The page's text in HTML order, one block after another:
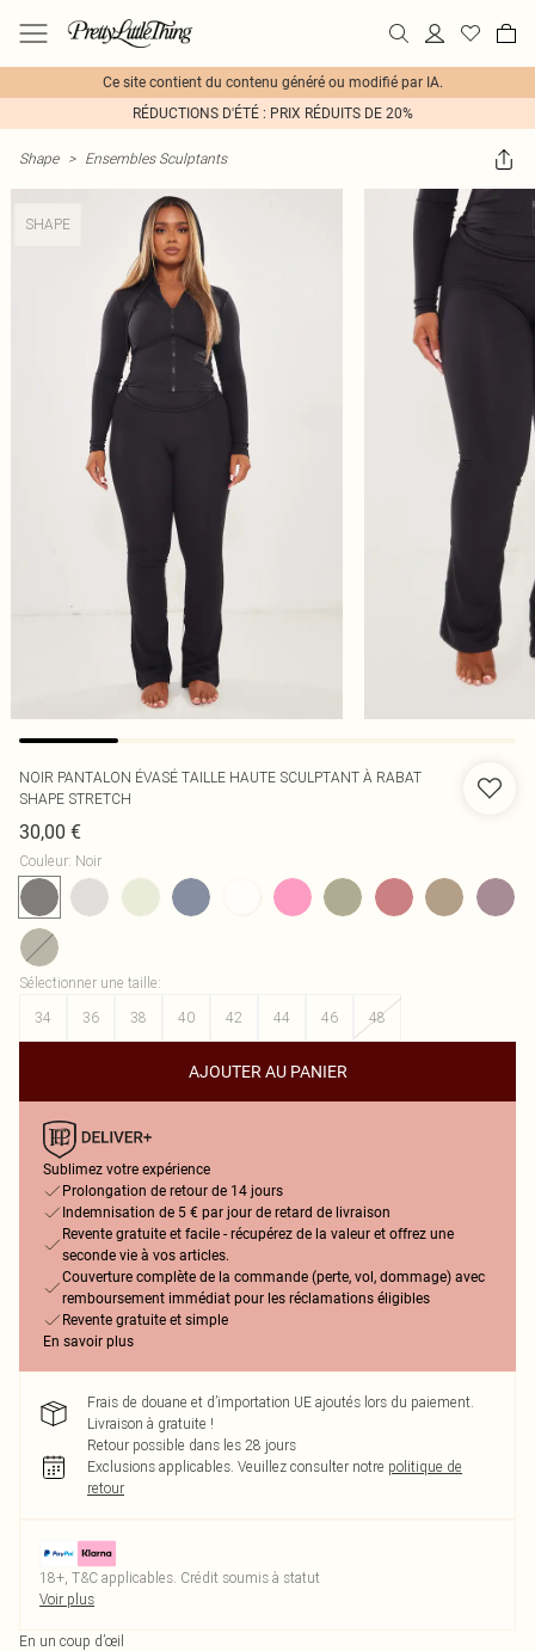
Ce site contient du contenu généré ou modifié par IA.
RÉDUCTIONS D'ÉTÉ : PRIX RÉDUITS DE 20%
Shape > Ensembles Sculptants
SHAPE
NOIR PANTALON ÉVASÉ TAILLE HAUTE SCULPTANT À RABAT
SHAPE STRETCH
30,00 €
Couleur: Noir
Sélectionner une taille:
34
36 38 40 42 44 46 48
AJOUTER AU PANIER
Sublimez votre expérience
Prolongation de retour de 14 jours
Indemnisation de 5 € par jour de retard de livraison
Revente gratuite et facile - récupérez de la valeur et offrez une
seconde vie à vos articles.
Couverture complète de la commande (perte, vol, dommage) avec
remboursement immédiat pour les réclamations éligibles
Revente gratuite et simple
En savoir plus
Frais de douane et d’importation UE ajoutés lors du paiement.
Livraison à gratuite !
Retour possible dans les 28 jours
Exclusions applicables. Veuillez consulter notre politique de
retour
18+, T&C applicables. Crédit soumis à statut
Voir plus
En un coup d’œil